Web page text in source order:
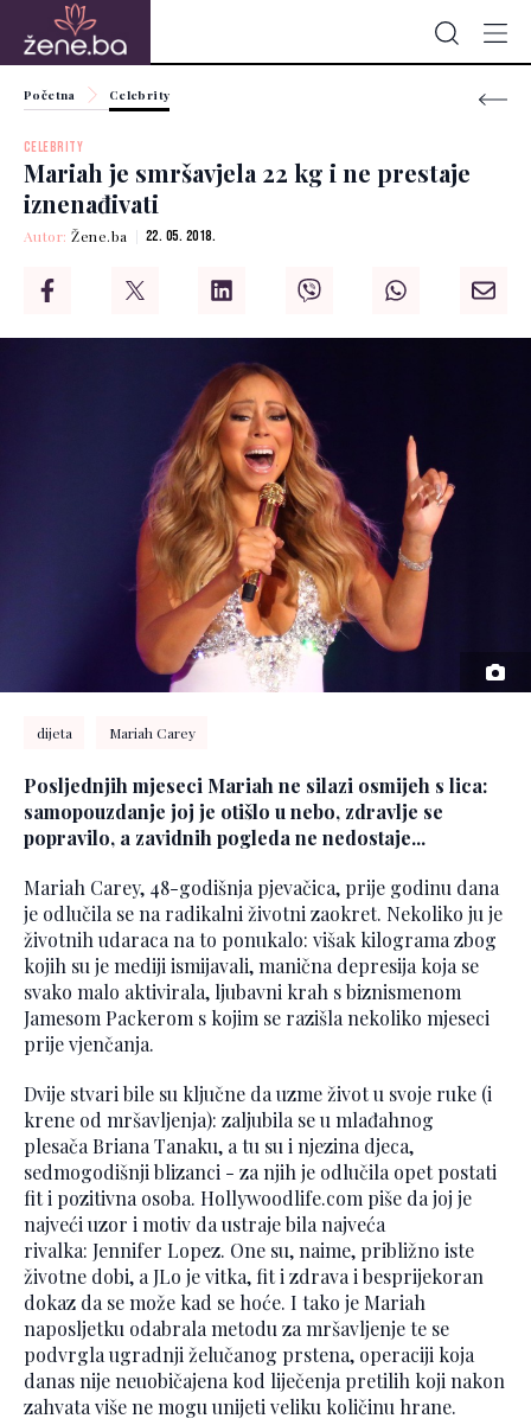
Početna Celebrity
CELEBRITY
Mariah je smršavjela 22 kg i ne prestaje
iznenađivati
Autor:Žene.ba 22. 05. 2018.
dijeta Mariah Carey
Posljednjih mjeseci Mariah ne silazi osmijeh s lica:
samopouzdanje joj je otišlo u nebo, zdravlje se
popravilo, a zavidnih pogleda ne nedostaje...
Mariah Carey, 48-godišnja pjevačica, prije godinu dana
je odlučila se na radikalni životni zaokret. Nekoliko ju je
životnih udaraca na to ponukalo: višak kilograma zbog
kojih su je mediji ismijavali, manična depresija koja se
svako malo aktivirala, ljubavni krah s biznismenom
Jamesom Packerom s kojim se razišla nekoliko mjeseci
prije vjenčanja.
Dvije stvari bile su ključne da uzme život u svoje ruke (i
krene od mršavljenja): zaljubila se u mlađahnog
plesača Briana Tanaku, a tu su i njezina djeca,
sedmogodišnji blizanci - za njih je odlučila opet postati
fit i pozitivna osoba. Hollywoodlife.com piše da joj je
najveći uzor i motiv da ustraje bila najveća
rivalka: Jennifer Lopez. One su, naime, približno iste
životne dobi, a JLo je vitka, fit i zdrava i besprijekoran
dokaz da se može kad se hoće. I tako je Mariah
naposljetku odabrala metodu za mršavljenje te se
podvrgla ugradnji želučanog prstena, operaciji koja
danas nije neuobičajena kod liječenja pretilih koji nakon
zahvata više ne mogu unijeti veliku količinu hrane.